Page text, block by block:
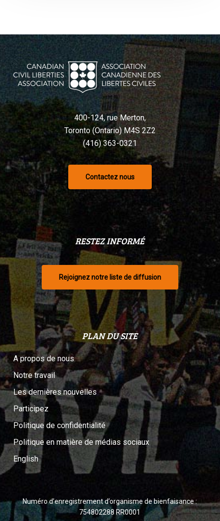
400-124, rue Merton,
Toronto (Ontario) M4S 2Z2
(416) 363-0321
Contactez nous
RESTEZ INFORMÉ
Rejoignez notre liste de diffusion
PLAN DU SITE
A propos de nous
Notre travail
Les dernières nouvelles
Participez
Politique de confidentialité
Politique en matière de médias sociaux
English
Numéro d’enregistrement d’organisme de bienfaisance :
754802288 RR0001